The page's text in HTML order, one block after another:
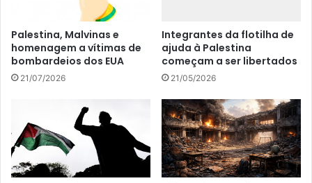
Palestina, Malvinas e
homenagem a vítimas de
bombardeios dos EUA
21/07/2026
Integrantes da flotilha de
ajuda à Palestina
começam a ser libertados
21/05/2026